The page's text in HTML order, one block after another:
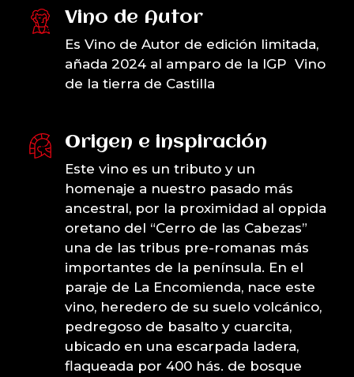
Vino de Autor
Es Vino de Autor de edición limitada,
añada 2024 al amparo de la IGP Vino
de la tierra de Castilla
Origen e inspiración
Este vino es un tributo y un
homenaje a nuestro pasado más
ancestral, por la proximidad al oppida
oretano del “Cerro de las Cabezas”
una de las tribus pre-romanas más
importantes de la península. En el
paraje de La Encomienda, nace este
vino, heredero de su suelo volcánico,
pedregoso de basalto y cuarcita,
ubicado en una escarpada ladera,
flaqueada por 400 hás. de bosque